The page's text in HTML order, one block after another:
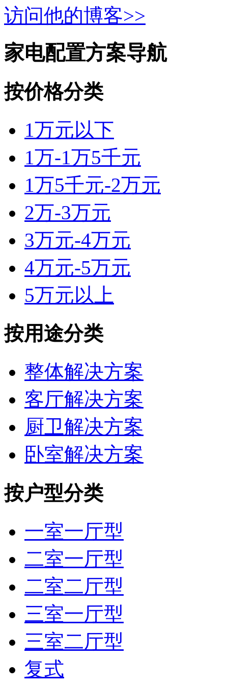
访问他的博客>>
家电配置方案导航
按价格分类
1万元以下
1万-1万5千元
1万5千元-2万元
2万-3万元
3万元-4万元
4万元-5万元
5万元以上
按用途分类
整体解决方案
客厅解决方案
厨卫解决方案
卧室解决方案
按户型分类
一室一厅型
二室一厅型
二室二厅型
三室一厅型
三室二厅型
复式